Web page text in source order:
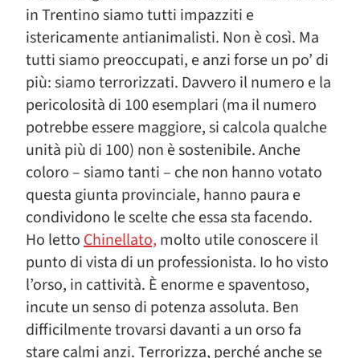
in Trentino siamo tutti impazziti e
istericamente antianimalisti. Non è così. Ma
tutti siamo preoccupati, e anzi forse un po’ di
più: siamo terrorizzati. Davvero il numero e la
pericolosità di 100 esemplari (ma il numero
potrebbe essere maggiore, si calcola qualche
unità più di 100) non è sostenibile. Anche
coloro – siamo tanti – che non hanno votato
questa giunta provinciale, hanno paura e
condividono le scelte che essa sta facendo.
Ho lettoChinellato, molto utile conoscere il
punto di vista di un professionista. Io ho visto
l’orso, in cattività. È enorme e spaventoso,
incute un senso di potenza assoluta. Ben
difficilmente trovarsi davanti a un orso fa
stare calmi anzi. Terrorizza, perché anche se